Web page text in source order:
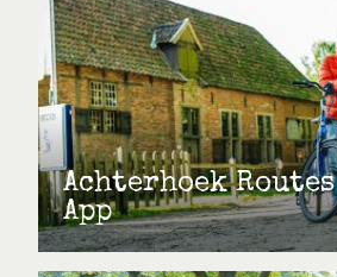
Achterhoek Routes
App